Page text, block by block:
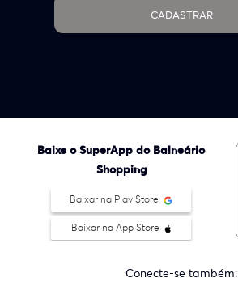
CADASTRAR
Baixe o SuperApp do Balneário
Shopping
Baixar na Play Store
Baixar na App Store
Conecte-se também: